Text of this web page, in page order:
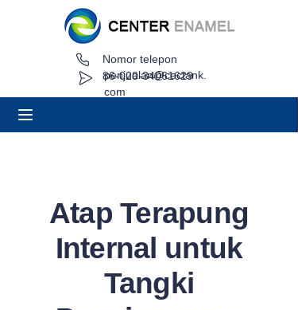
penjualan@cectank.
com
Nomor telepon
86-020-34061629
Atap Terapung
Internal untuk
Tangki
Tentang
Kasus Proyek
Minta Penawaran